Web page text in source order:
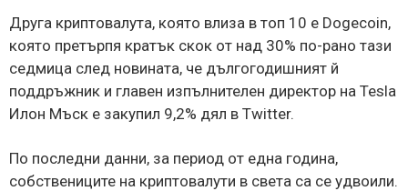
Друга криптовалута, която влиза в топ 10 е Dogecoin,
която претърпя кратък скок от над 30% по-рано тази
седмица след новината, че дългогодишният й
поддръжник и главен изпълнителен директор на Tesla
Илон Мъск е закупил 9,2% дял в Twitter.
По последни данни, за период от една година,
собствениците на криптовалути в света са се удвоили.